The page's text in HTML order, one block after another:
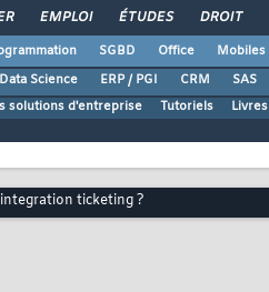
EMPLOI ÉTUDES DROIT
SGBD Office Mobiles
Data Science ERP / PGI CRM SAS
solutions d'entreprise Tutoriels Livres
ticketing ?